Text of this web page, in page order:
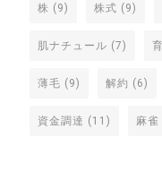
株 (9) 株式 (9)
肌ナチュール (7)
薄毛 (9) 解約 (6)
資金調達 (11) 麻雀